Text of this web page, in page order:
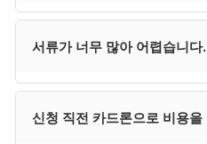
원으로 총 320만~430만 원
추가 선임이 필요할 수 있습
서류가 너무 많아 어렵습니
안내하고 일부는 대리 발급
신청 직전 카드론으로 비용